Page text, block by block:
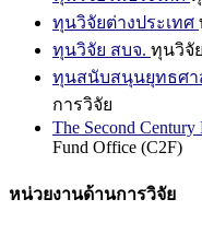
ทุนวิจัยต่างประเทศ
ทุนวิจัย สบจ. ทุนวิจั
ทุนสนับสนุนยุทธศา
การวิจัย
The Second
Fund Office (C2F)
หน่วยงานด้านการวิจัย